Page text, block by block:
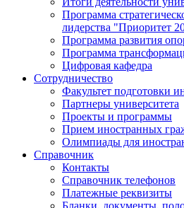
Программа
лидерства "Приоритет
Программа развития
Программа
Цифровая кафедра
Сотрудничество
Факультет подготовки
Партнеры университета
Проекты и программы
Прием иностранных
Олимпиады для
Справочник
Контакты
Справочник телефонов
Платежные реквизиты
Бланки, документы,